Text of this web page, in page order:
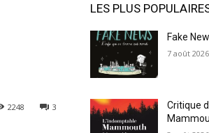
3
2248
LES PLUS
Fake
7 août 2026
Critique